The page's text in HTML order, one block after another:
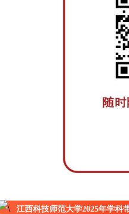
江西科技师范大学2025年学科